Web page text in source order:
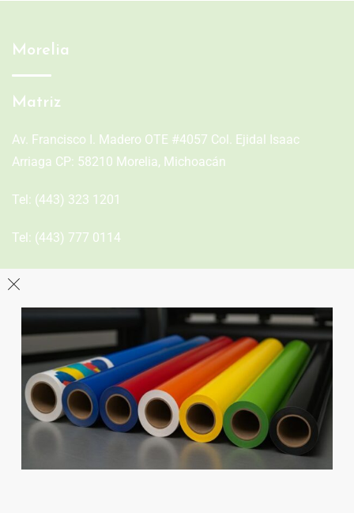
Morelia
Matriz
Av. Francisco I. Madero OTE #4057 Col. Ejidal Isaac
Arriaga CP: 58210 Morelia, Michoacán
Tel: (443) 323 1201
Tel: (443) 777 0114
León
Sucursal
Av del Astillero 129 Centro bodeguero Las Trojes León,
Guanajuato
Tel:(477) 776 8994